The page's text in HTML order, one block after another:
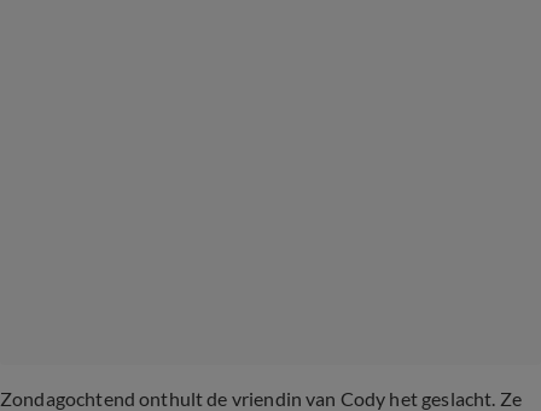
Zondagochtend onthult de vriendin van Cody het geslacht. Ze